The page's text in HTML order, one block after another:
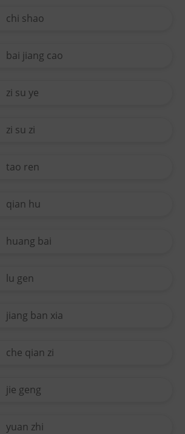
chi shao
bai jiang cao
zi su ye
zi su zi
tao ren
qian hu
huang bai
lu gen
jiang ban xia
che qian zi
jie geng
yuan zhi